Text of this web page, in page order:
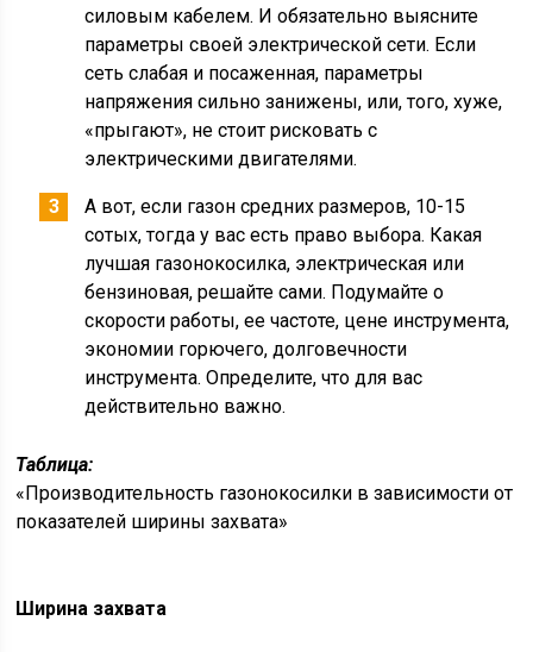
силовым кабелем. И обязательно выясните
параметры своей электрической сети. Если
сеть слабая и посаженная, параметры
напряжения сильно занижены, или, того, хуже,
«прыгают», не стоит рисковать с
электрическими двигателями.
А вот, если газон средних размеров, 10-15
сотых, тогда у вас есть право выбора. Какая
лучшая газонокосилка, электрическая или
бензиновая, решайте сами. Подумайте о
скорости работы, ее частоте, цене инструмента,
экономии горючего, долговечности
инструмента. Определите, что для вас
действительно важно.
Таблица:
«Производительность газонокосилки в зависимости от
показателей ширины захвата»
Ширина захвата